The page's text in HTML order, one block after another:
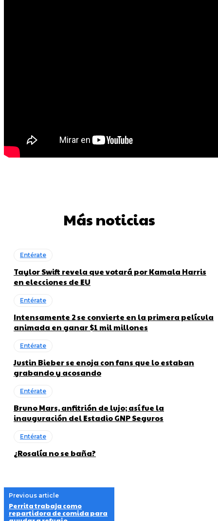
Más noticias
Entérate
Taylor Swift revela que votará por Kamala Harris
en elecciones de EU
Entérate
Intensamente 2 se convierte en la primera película
animada en ganar $1 mil millones
Entérate
Justin Bieber se enoja con fans que lo estaban
grabando y acosando
Entérate
Bruno Mars, anfitrión de lujo; así fue la
inauguración del Estadio GNP Seguros
Entérate
¿Rosalía no se baña?
Previous article
Perrita trabaja como
repartidora de comida para